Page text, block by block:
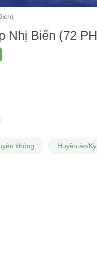
Nhị Biến (72
không Huyền ảo/